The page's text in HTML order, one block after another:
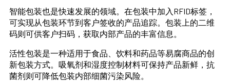
智能包装也是快速发展的领域。在包装中加入RFID标签，
可实现从包装环节到客户签收的产品追踪。包装上的二维
码则可供客户扫码，获取内部产品的丰富信息。
活性包装是一种适用于食品、饮料和药品等易腐商品的创
新包装方式。吸氧剂和湿度控制材料可保持产品新鲜，抗
菌剂则可降低包装内部细菌污染风险。